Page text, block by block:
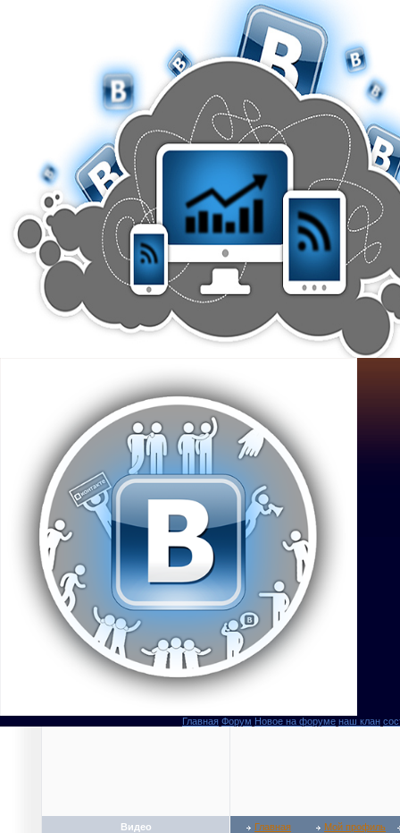
Главная Форум Новое на форуме наш клан
Видео Главная Мой профиль